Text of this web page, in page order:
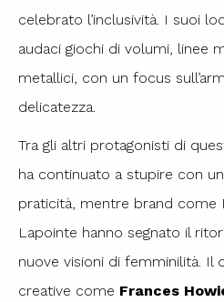
celebrato l’inclusività. I suoi
audaci giochi di volumi, linee
metallici, con un focus
delicatezza.
Tra gli altri protagonisti di
ha continuato a stupire con
praticità, mentre brand come
Lapointe hanno segnato il
nuove visioni di femminilità. Il
creative come Frances